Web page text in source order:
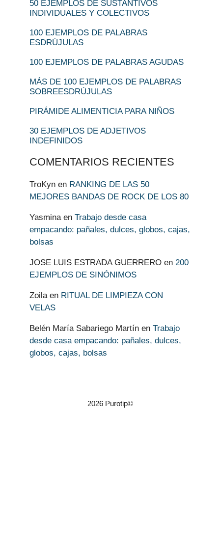
50 EJEMPLOS DE SUSTANTIVOS
INDIVIDUALES Y COLECTIVOS
100 EJEMPLOS DE PALABRAS
ESDRÚJULAS
100 EJEMPLOS DE PALABRAS AGUDAS
MÁS DE 100 EJEMPLOS DE PALABRAS
SOBREESDRÚJULAS
PIRÁMIDE ALIMENTICIA PARA NIÑOS
30 EJEMPLOS DE ADJETIVOS
INDEFINIDOS
COMENTARIOS RECIENTES
TroKyn en RANKING DE LAS 50
MEJORES BANDAS DE ROCK DE LOS 80
Yasminaen Trabajo desde casa
empacando: pañales, dulces, globos, cajas,
bolsas
JOSE LUIS ESTRADA GUERRERO en 200
EJEMPLOS DE SINÓNIMOS
Zoilaen RITUAL DE LIMPIEZA CON
VELAS
Belén María Sabariego Martín en Trabajo
desde casa empacando: pañales, dulces,
globos, cajas, bolsas
2026 Purotip©